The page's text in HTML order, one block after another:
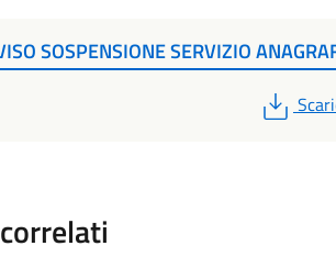
SOSPENSIONE SERVIZIO
PDF